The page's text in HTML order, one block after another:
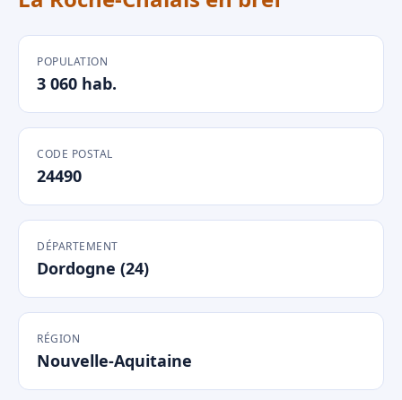
POPULATION
3 060 hab.
CODE POSTAL
24490
DÉPARTEMENT
Dordogne (24)
RÉGION
Nouvelle-Aquitaine